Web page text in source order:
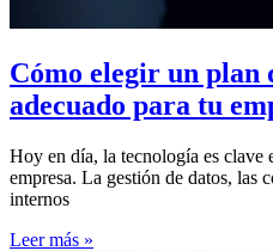
Cómo elegir un
adecuado para tu
Hoy en día, la tecnología es clave
empresa. La gestión de datos, las
internos
Leer más »